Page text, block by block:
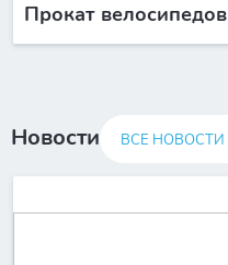
Прокат велосипедов
Новости ВСЕ НОВОСТИ